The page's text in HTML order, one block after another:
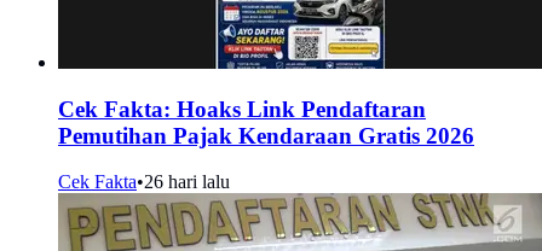
Cek Fakta: Hoaks Link Pendaftaran
Pemutihan Pajak Kendaraan Gratis 2026
Cek Fakta•26 hari lalu